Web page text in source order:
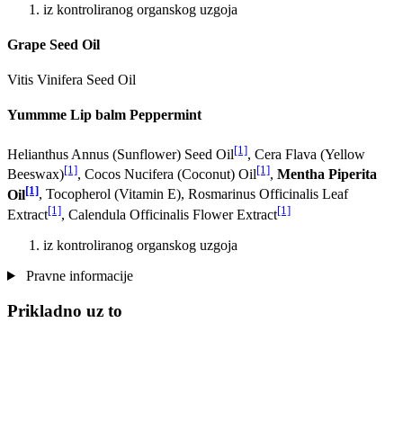
iz kontroliranog organskog uzgoja
Grape Seed Oil
Vitis Vinifera Seed Oil
Yummme Lip balm Peppermint
Helianthus Annus (Sunflower) Seed Oil[1], Cera Flava (Yellow
Beeswax)[1], Cocos Nucifera (Coconut) Oil[1], Mentha Piperita
Oil[1], Tocopherol (Vitamin E), Rosmarinus Officinalis Leaf
Extract[1], Calendula Officinalis Flower Extract[1]
iz kontroliranog organskog uzgoja
Pravne informacije
Prikladno uz to